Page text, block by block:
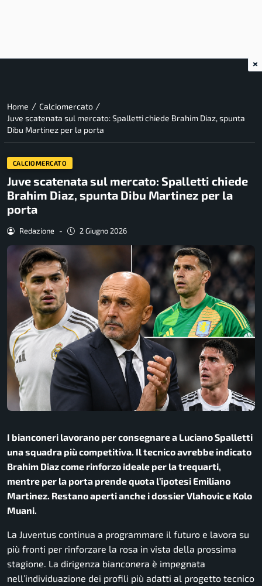
Home / Calciomercato /
Juve scatenata sul mercato: Spalletti chiede Brahim Diaz, spunta
Dibu Martinez per la porta
CALCIOMERCATO
Juve scatenata sul mercato: Spalletti chiede
Brahim Diaz, spunta Dibu Martinez per la
porta
Redazione - 2 Giugno 2026
I bianconeri lavorano per consegnare a Luciano Spalletti
una squadra più competitiva. Il tecnico avrebbe indicato
Brahim Diaz come rinforzo ideale per la trequarti,
mentre per la porta prende quota l’ipotesi Emiliano
Martinez. Restano aperti anche i dossier Vlahovic e Kolo
Muani.
La Juventus continua a programmare il futuro e lavora su
più fronti per rinforzare la rosa in vista della prossima
stagione. La dirigenza bianconera è impegnata
nell’individuazione dei profili più adatti al progetto tecnico
×